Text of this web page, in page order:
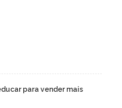
para vender mais